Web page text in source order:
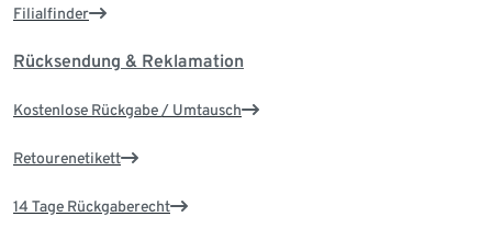
Filialfinder
Rücksendung & Reklamation
Kostenlose Rückgabe / Umtausch
Retourenetikett
14 Tage Rückgaberecht